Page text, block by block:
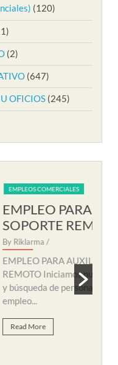
(120)
(2)
(647)
OFICIOS (245)
DE
de consecución
vacante de